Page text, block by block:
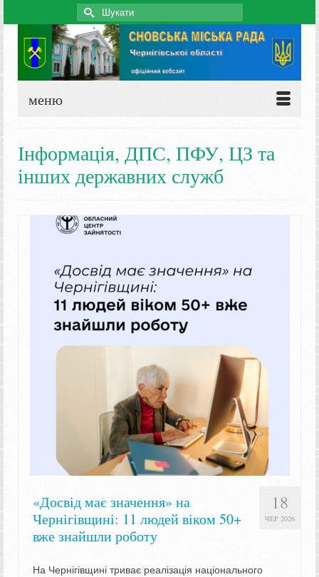
Search
for:
меню
Інформація, ДПС, ПФУ, ЦЗ та
інших державних служб
18
ЧЕР 2026
«Досвід має значення» на
Чернігівщині: 11 людей віком 50+
вже знайшли роботу
На Чернігівщині триває реалізація національного